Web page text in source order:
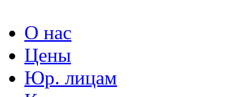
О нас
Цены
Юр. лицам